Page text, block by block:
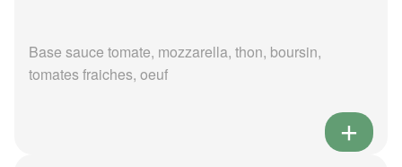
Base sauce tomate, mozzarella, thon, boursin,
tomates fraiches, oeuf